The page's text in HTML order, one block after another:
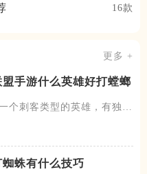
16款
更多 +
盟手游什么英雄好打螳螂
个刺客类型的英雄，有独特
蜘蛛有什么技巧